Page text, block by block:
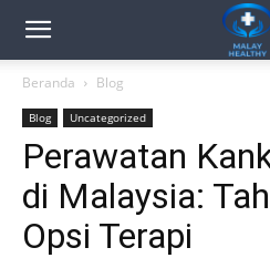
Beranda Blog
Blog Uncategorized
Perawatan
di Malaysia:
Opsi Terapi